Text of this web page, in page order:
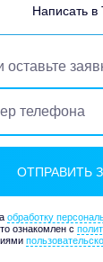
Написать в
оставьте
обработку
ознакомлен с